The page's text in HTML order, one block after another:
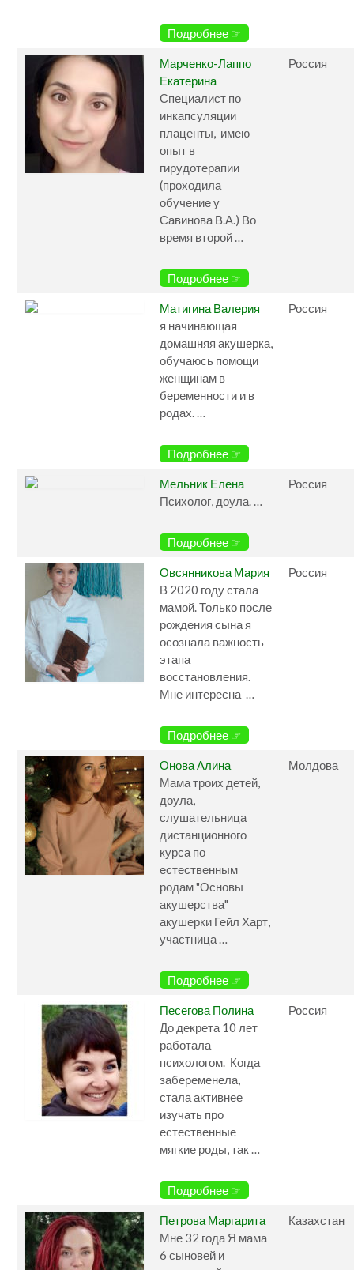
Подробнее ☞
Марченко-Лаппо
Екатерина
Специалист по
инкапсуляции
плаценты, имею
опыт в
гирудотерапии
(проходила
обучение у
Савинова В.А.) Во
время второй …
Подробнее ☞
Россия
Матигина Валерия
я начинающая
домашняя акушерка,
обучаюсь помощи
женщинам в
беременности и в
родах. …
Подробнее ☞
Россия
Мельник Елена
Психолог, доула. …
Подробнее ☞
Россия
Овсянникова Мария
В 2020 году стала
мамой. Только после
рождения сына я
осознала важность
этапа
восстановления.
Мне интересна …
Подробнее ☞
Россия
Онова Алина
Мама троих детей,
доула,
слушательница
дистанционного
курса по
естественным
родам "Основы
акушерства"
акушерки Гейл Харт,
участница …
Подробнее ☞
Молдова
Песегова Полина
До декрета 10 лет
работала
психологом. Когда
забеременела,
стала активнее
изучать про
естественные
мягкие роды, так …
Подробнее ☞
Россия
Петрова Маргарита
Мне 32 года Я мама
6 сыновей и
Казахстан